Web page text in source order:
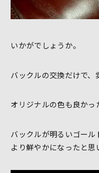
いかがでしょうか。
バックルの交換だけで、
オリジナルの色も良かっ
バックルが明るいゴー
より鮮やかになったと思